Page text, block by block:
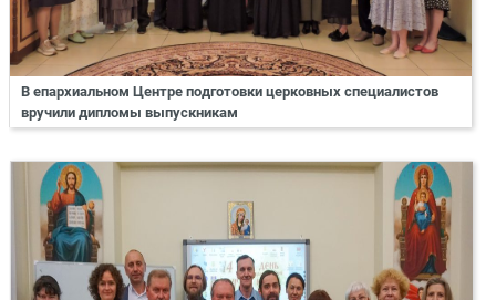
В епархиальном Центре подготовки церковных специалистов
вручили дипломы выпускникам